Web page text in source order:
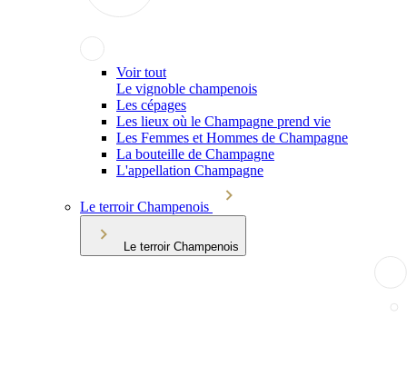
Voir tout
Le vignoble champenois
Les cépages
Les lieux où le Champagne prend vie
Les Femmes et Hommes de Champagne
La bouteille de Champagne
L'appellation Champagne
Le terroir Champenois
Le terroir Champenois